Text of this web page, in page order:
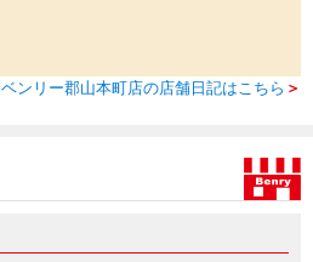
ベンリー郡山本町店の店舗日記はこちら ＞